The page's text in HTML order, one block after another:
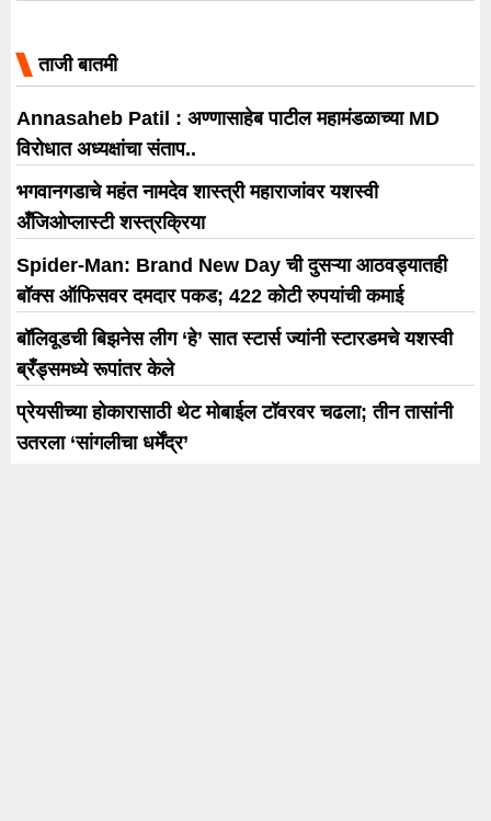
ताजी बातमी
Annasaheb Patil : अण्णासाहेब पाटील महामंडळाच्या MD
विरोधात अध्यक्षांचा संताप..
भगवानगडाचे महंत नामदेव शास्त्री महाराजांवर यशस्वी
अँजिओप्लास्टी शस्त्रक्रिया
Spider-Man: Brand New Day ची दुसऱ्या आठवड्यातही
बॉक्स ऑफिसवर दमदार पकड; 422 कोटी रुपयांची कमाई
बॉलिवूडची बिझनेस लीग ‘हे’ सात स्टार्स ज्यांनी स्टारडमचे यशस्वी
ब्रँड्समध्ये रूपांतर केले
प्रेयसीच्या होकारासाठी थेट मोबाईल टॉवरवर चढला; तीन तासांनी
उतरला ‘सांगलीचा धर्मेंद्र’